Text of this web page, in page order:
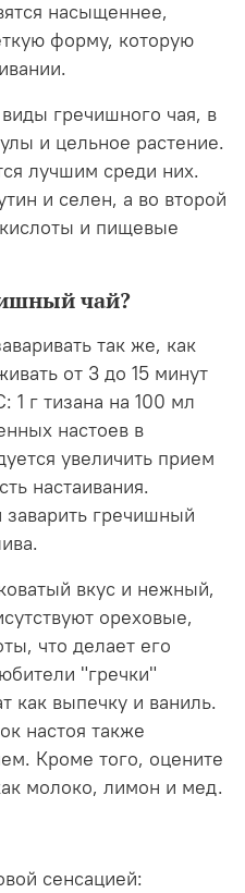
насыщеннее,
форму, которую
гречишного чая, в
и цельное растение.
лучшим среди них.
и селен, а во второй
и пищевые
чай?
так же, как
от 3 до 15 минут
1 г тизана на 100 мл
настоев в
увеличить прием
настаивания.
гречишный
вкус и нежный,
ореховые,
что делает его
"гречки"
как выпечку и ваниль.
настоя также
Кроме того, оцените
молоко, лимон и мед.
сенсацией: